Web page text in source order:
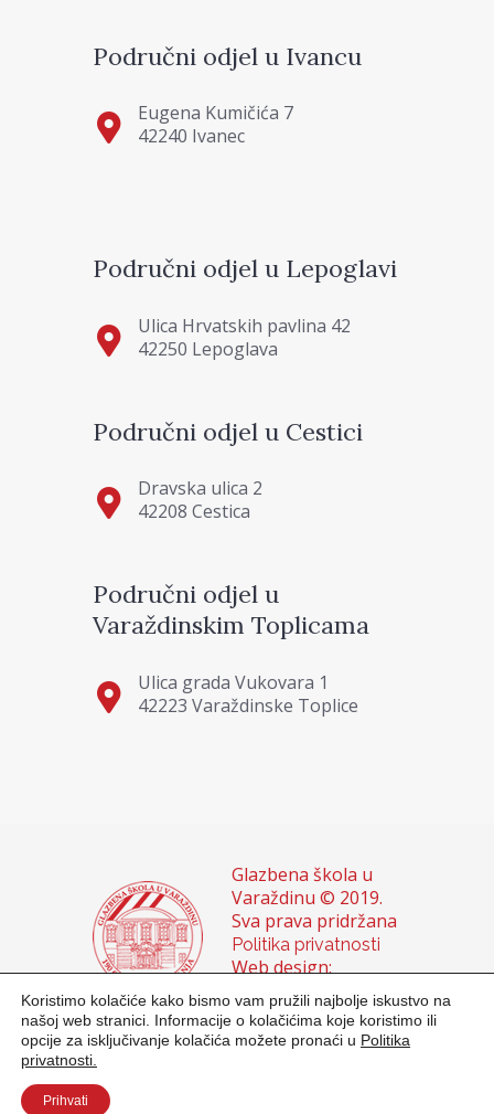
Područni odjel u Ivancu
Eugena Kumičića 7
42240 Ivanec
Područni odjel u Lepoglavi
Ulica Hrvatskih pavlina 42
42250 Lepoglava
Područni odjel u Cestici
Dravska ulica 2
42208 Cestica
Područni odjel u
Varaždinskim Toplicama
Ulica grada Vukovara 1
42223 Varaždinske Toplice
Glazbena škola u
Varaždinu © 2019.
Sva prava pridržana
Politika privatnosti
Web design:
Domagoj Sigur &
Sanja Buhin
Koristimo kolačiće kako bismo vam pružili najbolje iskustvo na
našoj web stranici. Informacije o kolačićima koje koristimo ili
opcije za isključivanje kolačića možete pronaći u Politika
privatnosti.
Prihvati